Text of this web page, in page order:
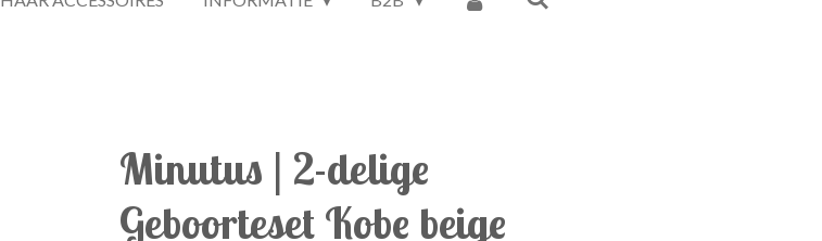
Minutus | 2-delige
Geboorteset Kobe beige